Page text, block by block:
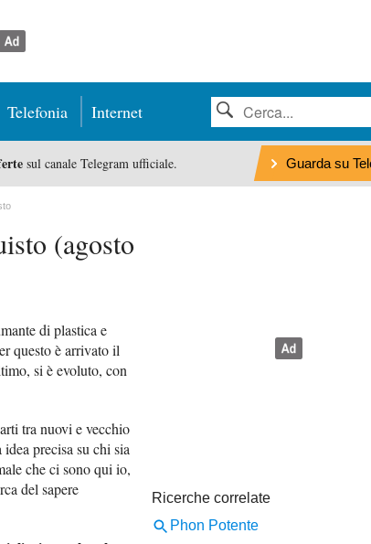
Telefonia Internet
sul canale Telegram ufficiale. Guarda su
(agosto
di plastica e
questo è arrivato il
si è evoluto, con
tra nuovi e vecchio
precisa su chi sia
che ci sono qui io,
del sapere